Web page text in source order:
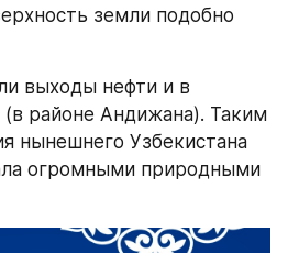
земли подобно
выходы нефти и в
районе Андижана). Таким
нынешнего Узбекистана
огромными природными